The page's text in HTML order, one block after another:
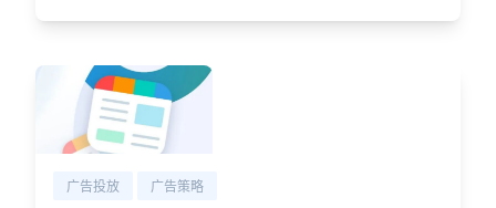
广告投放 广告策略